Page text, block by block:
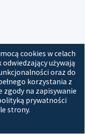
cookies w celach
używają
oraz do
korzystania z
na zapisywanie
prywatności
strony.